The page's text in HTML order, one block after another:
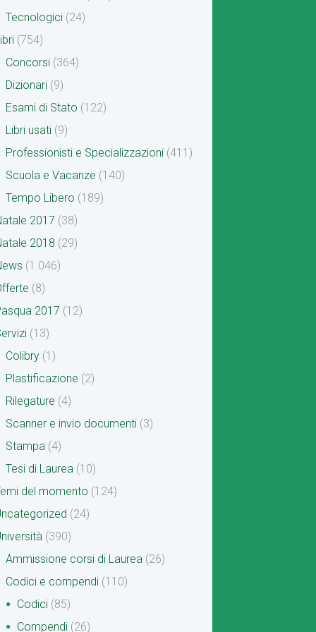
Tecnologici (24)
(754)
Concorsi (364)
Dizionari (9)
Esami di Stato (122)
Libri usati (9)
Professionisti e Specializzazioni (411)
Scuola e Vacanze (140)
Tempo Libero (189)
2017 (38)
2018 (29)
(1.046)
(8)
2017 (12)
(13)
Colibry (1)
Plastificazione (2)
Rilegature (4)
Scanner e invio documenti (3)
Stampa (4)
Tesi di Laurea (10)
del momento (124)
(24)
(390)
Ammissione corsi di Laurea (26)
Codici e compendi (110)
Codici (85)
Compendi (26)